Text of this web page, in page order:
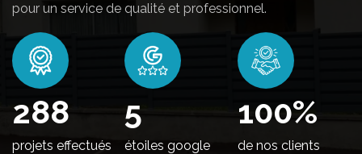
pour un service de qualité et professionnel.
348
projets effectués
5
étoiles google
100%
de nos clients